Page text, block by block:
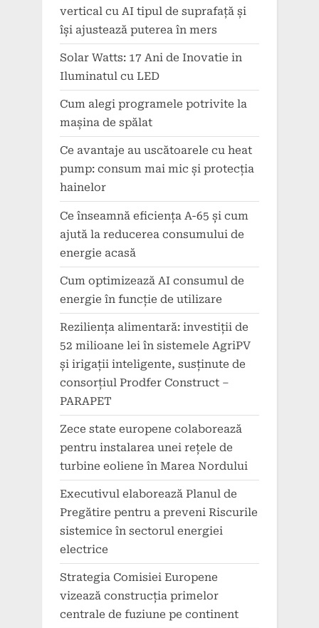
vertical cu AI tipul de suprafață și
își ajustează puterea în mers
Solar Watts: 17 Ani de Inovatie in
Iluminatul cu LED
Cum alegi programele potrivite la
mașina de spălat
Ce avantaje au uscătoarele cu heat
pump: consum mai mic și protecția
hainelor
Ce înseamnă eficiența A-65 și cum
ajută la reducerea consumului de
energie acasă
Cum optimizează AI consumul de
energie în funcție de utilizare
Reziliența alimentară: investiții de
52 milioane lei în sistemele AgriPV
și irigații inteligente, susținute de
consorțiul Prodfer Construct –
PARAPET
Zece state europene colaborează
pentru instalarea unei rețele de
turbine eoliene în Marea Nordului
Executivul elaborează Planul de
Pregătire pentru a preveni Riscurile
sistemice în sectorul energiei
electrice
Strategia Comisiei Europene
vizează construcția primelor
centrale de fuziune pe continent